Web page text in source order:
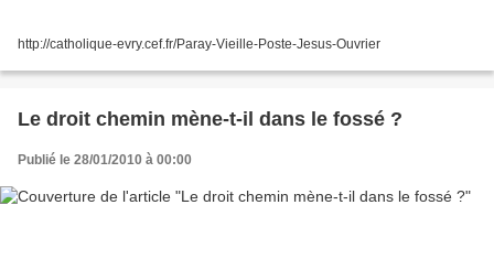
http://catholique-evry.cef.fr/Paray-Vieille-Poste-Jesus-Ouvrier
Le droit chemin mène-t-il dans le fossé ?
Publié le 28/01/2010 à 00:00